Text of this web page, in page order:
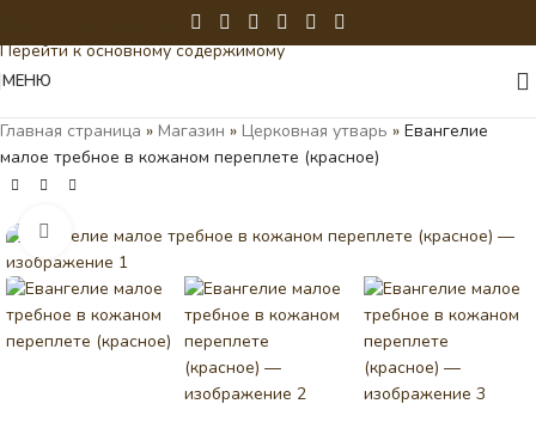
Перейти к основному содержимому
МЕНЮ
Главная страница » Магазин » Церковная утварь » Евангелие
малое требное в кожаном переплете (красное)
Нажмите, чтобы увеличить